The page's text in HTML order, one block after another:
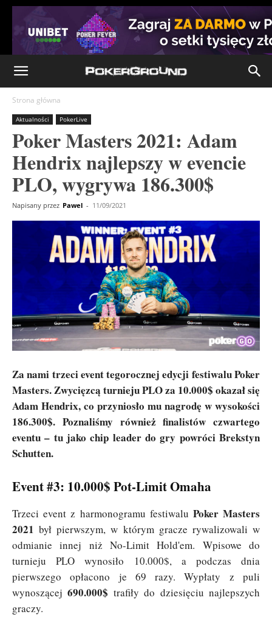
Strona główna
Aktualności PokerLive
Poker Masters 2021: Adam
Hendrix najlepszy w evencie
PLO, wygrywa 186.300$
Napisany przez Pawel - 11/09/2021
Za nami trzeci event tegorocznej edycji festiwalu Poker
Masters. Zwycięzcą turnieju PLO za 10.000$ okazał się
Adam Hendrix, co przyniosło mu nagrodę w wysokości
186.300$. Poznaliśmy również finalistów czwartego
eventu – tu jako chip leader do gry powróci Brekstyn
Schutten.
Event #3: 10.000$ Pot-Limit Omaha
Trzeci event z harmonogramu festiwalu Poker Masters
2021 był pierwszym, w którym gracze rywalizowali w
odmianie innej niż No-Limit Hold'em. Wpisowe do
turnieju PLO wynosiło 10.000$, a podczas dnia
pierwszego opłacono je 69 razy. Wypłaty z puli
wynoszącej 690.000$ trafiły do dziesięciu najlepszych
graczy.